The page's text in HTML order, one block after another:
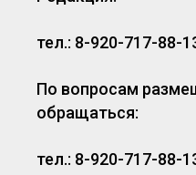
тел.: 8-920-717-88-
По вопросам
обращаться:
тел.: 8-920-717-88-